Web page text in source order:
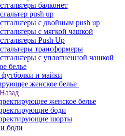
балконет
push up
с двойным push up
с мягкой чашкой
Push Up
трансформеры
с уплотненной чашкой
белье
и майки
женское белье
Назад
женское белье
боди
шорты
боди